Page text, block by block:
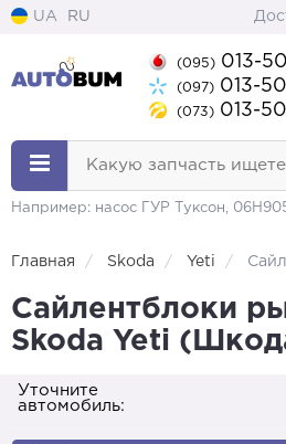
UA RU
(095) 013-
(097) 013-
(073) 013-
Какую запчасть
Например: насос ГУР Туксон,
Главная Skoda Yeti
Сайлентблоки
Skoda Yeti
Уточните
автомобиль: